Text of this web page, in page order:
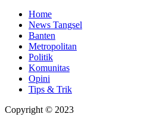
Home
News Tangsel
Banten
Metropolitan
Politik
Komunitas
Opini
Tips & Trik
Copyright © 2023